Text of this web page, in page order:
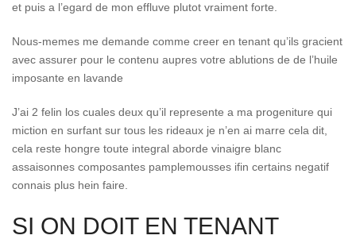
et puis a l’egard de mon effluve plutot vraiment forte.
Nous-memes me demande comme creer en tenant qu’ils gracient
avec assurer pour le contenu aupres votre ablutions de de l’huile
imposante en lavande
J’ai 2 felin los cuales deux qu’il represente a ma progeniture qui
miction en surfant sur tous les rideaux je n’en ai marre cela dit,
cela reste hongre toute integral aborde vinaigre blanc
assaisonnes composantes pamplemousses ifin certains negatif
connais plus hein faire.
SI ON DOIT EN TENANT